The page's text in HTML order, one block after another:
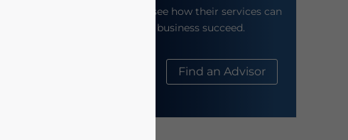
their website to see how their services can
help your business succeed.
Find an Advisor